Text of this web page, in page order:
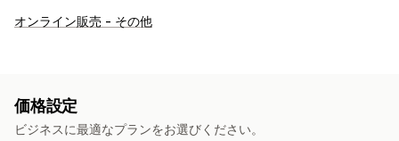
カスタマイズ
リアルタイム同期
オンライン販売 - その他
価格設定
ビジネスに最適なプランをお選びください。